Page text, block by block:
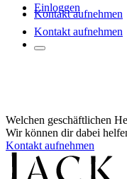
Einloggen
Kontakt aufnehmen
Kontakt aufnehmen
Welchen geschäftlichen
Wir können dir dabei
Kontakt aufnehmen